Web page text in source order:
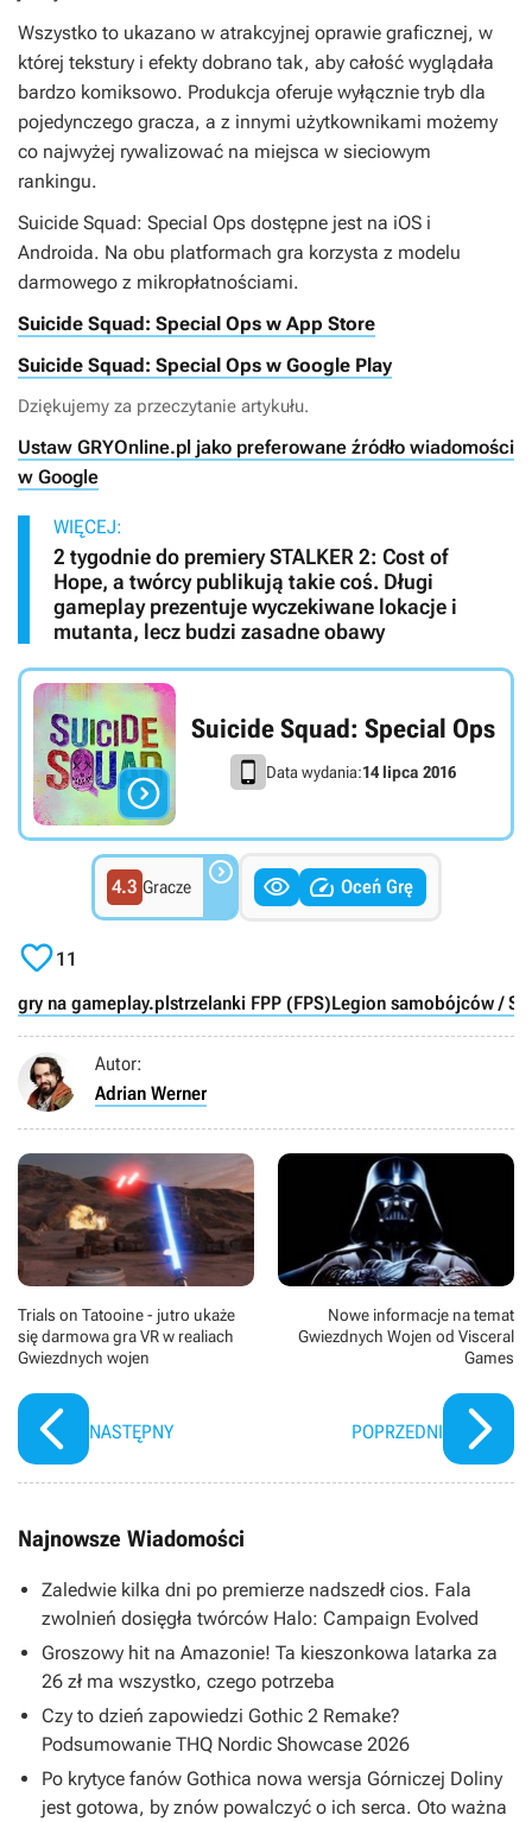
Wszystko to ukazano w atrakcyjnej oprawie graficznej, w
której tekstury i efekty dobrano tak, aby całość wyglądała
bardzo komiksowo. Produkcja oferuje wyłącznie tryb dla
pojedynczego gracza, a z innymi użytkownikami możemy
co najwyżej rywalizować na miejsca w sieciowym
rankingu.
Suicide Squad: Special Ops dostępne jest na iOS i
Androida. Na obu platformach gra korzysta z modelu
darmowego z mikropłatnościami.
Suicide Squad: Special Ops w App Store
Suicide Squad: Special Ops w Google Play
Dziękujemy za przeczytanie artykułu.
Ustaw GRYOnline.pl jako preferowane źródło wiadomości
w Google
WIĘCEJ:
2 tygodnie do premiery STALKER 2: Cost of
Hope, a twórcy publikują takie coś. Długi
gameplay prezentuje wyczekiwane lokacje i
mutanta, lecz budzi zasadne obawy

Suicide Squad: Special Ops
Data wydania:14 lipca 2016
4.3 Gracze    Oceń Grę
11
gry na gameplay.plstrzelanki FPP (FPS)Legion samobójców /
Autor:
Adrian Werner
Trials on Tatooine - jutro ukaże
się darmowa gra VR w realiach
Gwiezdnych wojen
NASTĘPNY
Nowe informacje na temat
Gwiezdnych Wojen od Visceral
Games
POPRZEDNI
Najnowsze Wiadomości
Zaledwie kilka dni po premierze nadszedł cios. Fala
zwolnień dosięgła twórców Halo: Campaign Evolved
Groszowy hit na Amazonie! Ta kieszonkowa latarka za
26 zł ma wszystko, czego potrzeba
Czy to dzień zapowiedzi Gothic 2 Remake?
Podsumowanie THQ Nordic Showcase 2026
Po krytyce fanów Gothica nowa wersja Górniczej Doliny
jest gotowa, by znów powalczyć o ich serca. Oto ważna